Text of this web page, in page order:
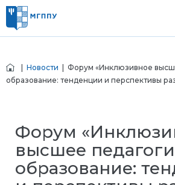
Новости | Форум «Инклюзивное
образование: тенденции и перспективы
Форум
высшее
образование: